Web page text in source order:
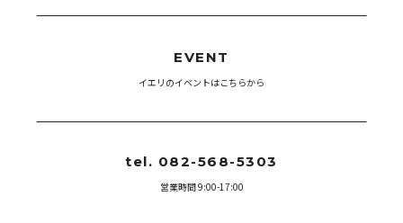
EVENT
イエリのイベントはこちらから
tel. 082-568-5303
営業時間 9:00-17:00